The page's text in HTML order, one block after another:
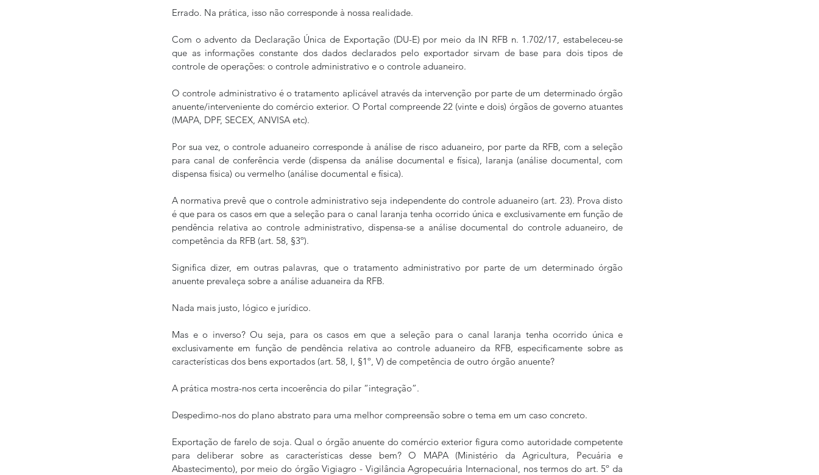
Errado. Na prática, isso não corresponde à nossa realidade.
Com o advento da Declaração Única de Exportação (DU-E) por meio da IN RFB n. 1.702/17, estabeleceu-se
que as informações constante dos dados declarados pelo exportador sirvam de base para dois tipos de
controle de operações: o controle administrativo e o controle aduaneiro.
O controle administrativo é o tratamento aplicável através da intervenção por parte de um determinado órgão
anuente/interveniente do comércio exterior. O Portal compreende 22 (vinte e dois) órgãos de governo atuantes
(MAPA, DPF, SECEX, ANVISA etc).
Por sua vez, o controle aduaneiro corresponde à análise de risco aduaneiro, por parte da RFB, com a seleção
para canal de conferência verde (dispensa da análise documental e física), laranja (análise documental, com
dispensa física) ou vermelho (análise documental e física).
A normativa prevê que o controle administrativo seja independente do controle aduaneiro (art. 23). Prova disto
é que para os casos em que a seleção para o canal laranja tenha ocorrido única e exclusivamente em função de
pendência relativa ao controle administrativo, dispensa-se a análise documental do controle aduaneiro, de
competência da RFB (art. 58, §3º).
Significa dizer, em outras palavras, que o tratamento administrativo por parte de um determinado órgão
anuente prevaleça sobre a análise aduaneira da RFB.
Nada mais justo, lógico e jurídico.
Mas e o inverso? Ou seja, para os casos em que a seleção para o canal laranja tenha ocorrido única e
exclusivamente em função de pendência relativa ao controle aduaneiro da RFB, especificamente sobre as
características dos bens exportados (art. 58, I, §1º, V) de competência de outro órgão anuente?
A prática mostra-nos certa incoerência do pilar “integração”.
Despedimo-nos do plano abstrato para uma melhor compreensão sobre o tema em um caso concreto.
Exportação de farelo de soja. Qual o órgão anuente do comércio exterior figura como autoridade competente
para deliberar sobre as características desse bem? O MAPA (Ministério da Agricultura, Pecuária e
Abastecimento), por meio do órgão Vigiagro - Vigilância Agropecuária Internacional, nos termos do art. 5º da